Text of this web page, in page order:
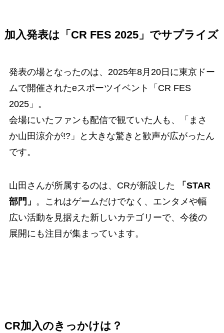
加入発表は「CR FES 2025」でサプライズ
発表の場となったのは、2025年8月20日に東京ドー
ムで開催されたeスポーツイベント「CR FES
2025」。
会場にいたファンも配信で観ていた人も、「まさ
か山田涼介が!?」と大きな驚きと歓声が広がったん
です。
山田さんが所属するのは、CRが新設した
「STAR
部門」 。これはゲームだけでなく、エンタメや幅
広い活動を見据えた新しいカテゴリーで、今後の
展開にも注目が集まっています。
CR加入のきっかけは？